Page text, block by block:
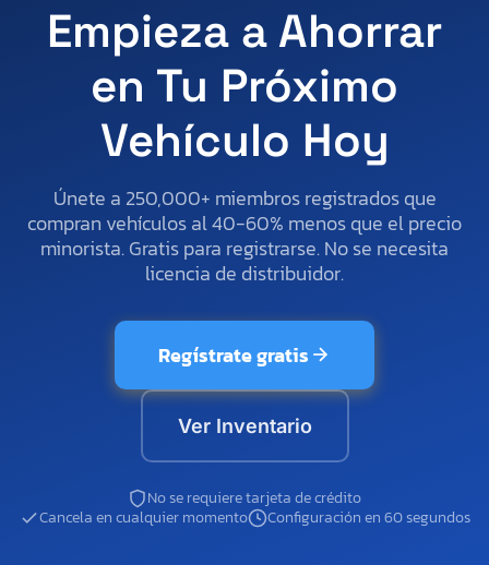
Empieza a Ahorrar
en Tu Próximo
Vehículo Hoy
Únete a 250,000+ miembros registrados que
compran vehículos al 40-60% menos que el precio
minorista. Gratis para registrarse. No se necesita
licencia de distribuidor.
Regístrate gratis
Ver Inventario
No se requiere tarjeta de crédito
Cancela en cualquier momento
Configuración en 60 segundos